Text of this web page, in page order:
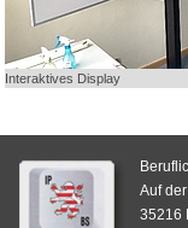
Interaktives Display
Auf
35216